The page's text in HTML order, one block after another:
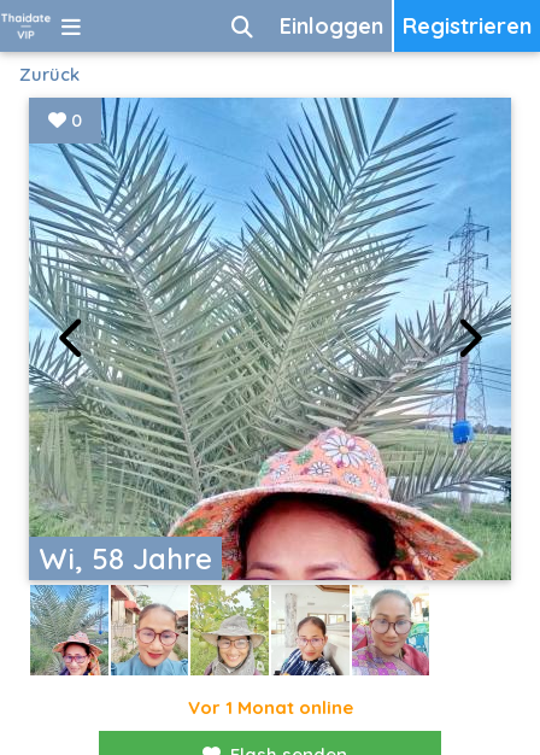
Registrieren
Einloggen
Zurück
Wi, 58 Jahre
0
Vor 1 Monat online